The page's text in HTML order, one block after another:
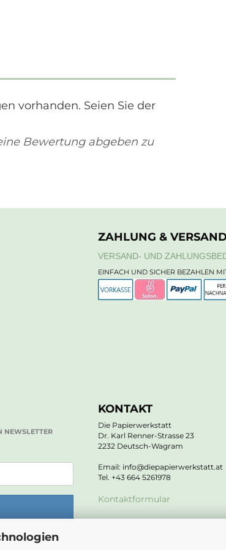
vorhanden. Seien Sie der
Bewertung abgeben zu
ZAHLUNG &
VERSAND- UND
EINFACH UND SICHER BEZAHLEN
NEWSLETTER
KONTAKT
Die Papierwerkstatt
Dr. Karl Renner-Strasse 23
2232 Deutsch-Wagram
Email: info@diepapierwerkstatt.at
Tel. +43 664 5261978
Kontaktformular